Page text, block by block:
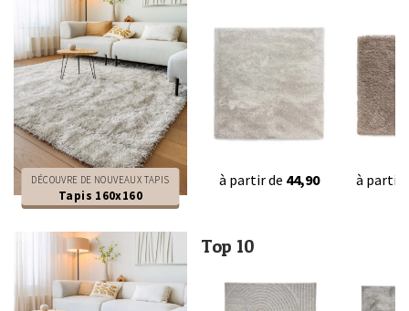
DÉCOUVRE DE NOUVEAUX TAPIS
Tapis 160x160
à partir de 44,90 à partir
Top 10